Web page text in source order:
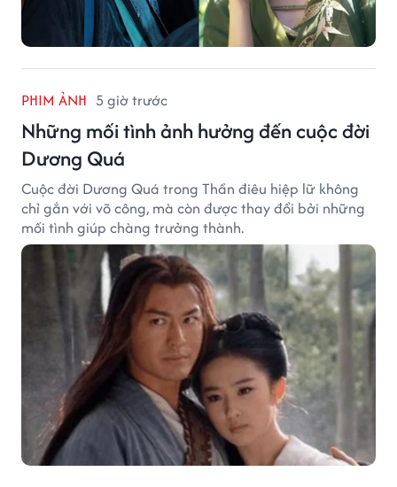
PHIM ẢNH 5 giờ trước
Những mối tình ảnh hưởng đến cuộc đời
Dương Quá
Cuộc đời Dương Quá trong Thần điêu hiệp lữ không
chỉ gắn với võ công, mà còn được thay đổi bởi những
mối tình giúp chàng trưởng thành.